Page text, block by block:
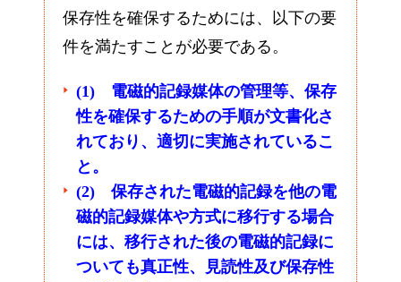
保存性を確保するためには、以下の要
件を満たすことが必要である。
(1) 電磁的記録媒体の管理等、保存
性を確保するための手順が文書化さ
れており、適切に実施されているこ
と。
(2) 保存された電磁的記録を他の電
磁的記録媒体や方式に移行する場合
には、移行された後の電磁的記録に
ついても真正性、見読性及び保存性